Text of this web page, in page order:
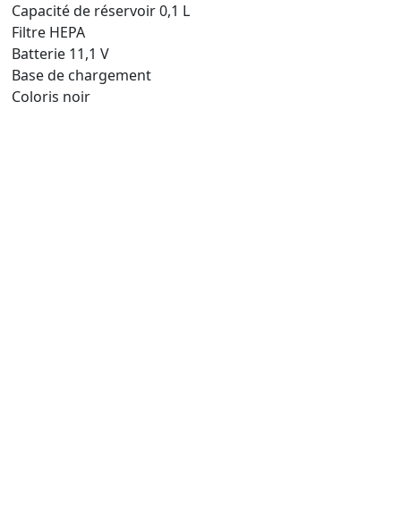
Capacité de réservoir 0,1 L
Filtre HEPA
Batterie 11,1 V
Base de chargement
Coloris noir